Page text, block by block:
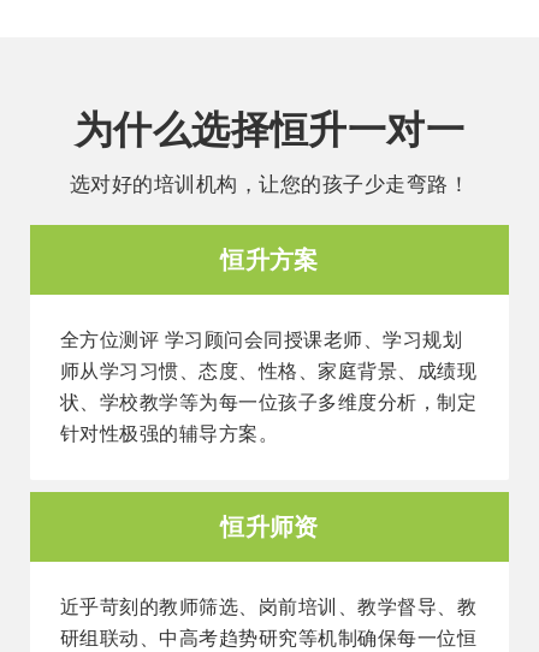
为什么选择恒升一对一
选对好的培训机构，让您的孩子少走弯路！
恒升方案
全方位测评 学习顾问会同授课老师、学习规划
师从学习习惯、态度、性格、家庭背景、成绩现
状、学校教学等为每一位孩子多维度分析，制定
针对性极强的辅导方案。
恒升师资
近乎苛刻的教师筛选、岗前培训、教学督导、教
研组联动、中高考趋势研究等机制确保每一位恒